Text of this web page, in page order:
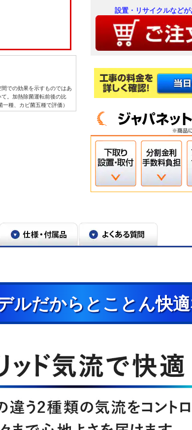
での効果を示すものではあ
。加熱除菌運転前後の比
種、カビ菌五種で評価）
する場合があります。ニオ
標準、暖房運転安定時、1時
温35℃、設定温度27℃、風
時180WhとOFF時230Whと
設置・リサイクルなど
ルだからとことん快